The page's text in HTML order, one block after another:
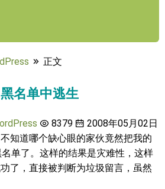
正文
名单中逃生
8379
2008年05月02日
知道哪个缺心眼的家伙竟然把我的
名单了。这样的结果是灾难性，这样
了，直接被判断为垃圾留言，虽然